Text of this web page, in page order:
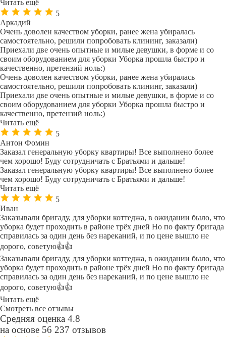
Читать ещё
5
Аркадий
Очень доволен качеством уборки, ранее жена убиралась
самостоятельно, решили попробовать клининг, заказали)
Приехали две очень опытные и милые девушки, в форме и со
своим оборудованием для уборки Уборка прошла быстро и
качественно, претензий ноль:)
Очень доволен качеством уборки, ранее жена убиралась
самостоятельно, решили попробовать клининг, заказали)
Приехали две очень опытные и милые девушки, в форме и со
своим оборудованием для уборки Уборка прошла быстро и
качественно, претензий ноль:)
Читать ещё
5
Антон Фомин
Заказал генеральную уборку квартиры! Все выполнено более
чем хорошо! Буду сотрудничать с Братьями и дальше!
Заказал генеральную уборку квартиры! Все выполнено более
чем хорошо! Буду сотрудничать с Братьями и дальше!
Читать ещё
5
Иван
Заказывали бригаду, для уборки коттеджа, в ожидании было, что
уборка будет проходить в районе трёх дней Но по факту бригада
справилась за один день без нареканий, и по цене вышло не
дорого, советую👍👍
Заказывали бригаду, для уборки коттеджа, в ожидании было, что
уборка будет проходить в районе трёх дней Но по факту бригада
справилась за один день без нареканий, и по цене вышло не
дорого, советую👍👍
Читать ещё
Смотреть все отзывы
Средняя оценка 4.8
на основе 56 237 отзывов